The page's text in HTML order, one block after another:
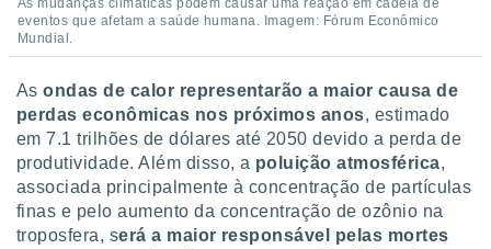
As mudanças climáticas podem causar uma reação em cadeia de
eventos que afetam a saúde humana. Imagem: Fórum Econômico
Mundial.
Asondas de calor representarão a maior causa de
perdas econômicas nos próximos anos, estimado
em 7.1 trilhões de dólares até 2050 devido a perda de
produtividade. Além disso, a poluição atmosférica,
associada principalmente à concentração de partículas
finas e pelo aumento da concentração de ozônio na
troposfera, será a maior responsável pelas mortes